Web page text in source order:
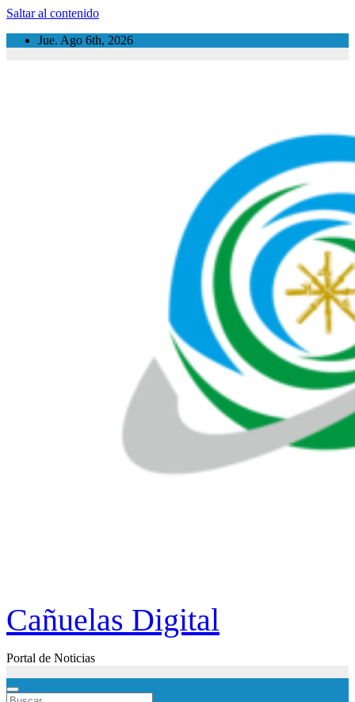
Saltar al contenido
Jue. Ago 6th, 2026
Cañuelas Digital
Portal de Noticias